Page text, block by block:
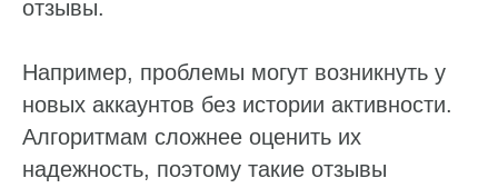
отзывы.
Например, проблемы могут возникнуть у
новых аккаунтов без истории активности.
Алгоритмам сложнее оценить их
надежность, поэтому такие отзывы